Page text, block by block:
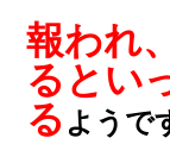
報われ
るとい
る ようで